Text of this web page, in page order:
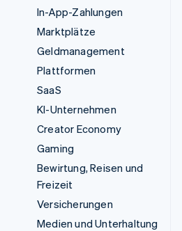
In-App-Zahlungen
Marktplätze
Geldmanagement
Plattformen
SaaS
KI-Unternehmen
Creator Economy
Gaming
Bewirtung, Reisen und
Freizeit
Versicherungen
Medien und Unterhaltung